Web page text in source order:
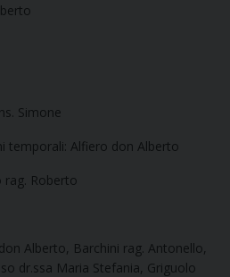
Simone
temporali: Alfiero don Alberto
rag. Roberto
Alberto, Barchini rag. Antonello,
dr.ssa Maria Stefania, Griguolo